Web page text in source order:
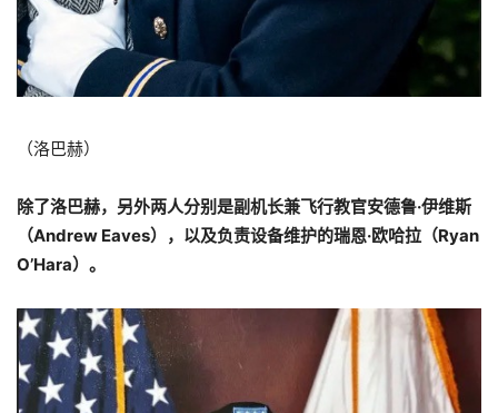
（洛巴赫）
除了洛巴赫，另外两人分别是副机长兼飞行教官安德鲁·伊维斯
（Andrew Eaves），以及负责设备维护的瑞恩·欧哈拉（Ryan
O’Hara）。